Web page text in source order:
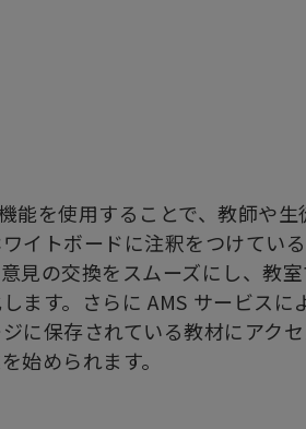
能を使用することで、教師や生
イトボードに注釈をつけてい
見の交換をスムーズにし、教
ます。さらに AMS サービスによ
に保存されている教材にアクセ
始められます。